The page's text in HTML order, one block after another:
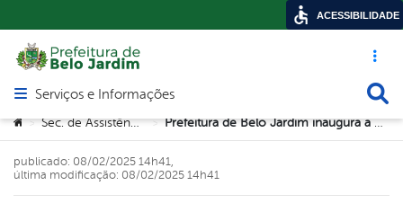
Acesso
Abrir menu principal de navegação
Serviços e Informações
Você está aqui:
> Sec. de Assistência Social > Prefeitura de Belo Jardim inaugura a 3ª Cozinha Comunitária, desta vez, no bairro Bela Vista
publicado: 08/02/2025 14h41,
última modificação: 08/02/2025 14h41
ACESSIBILIDADE